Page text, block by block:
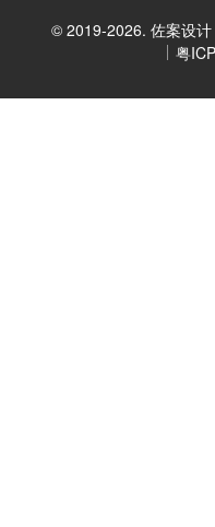
© 2019-2026. 佐案设
粤